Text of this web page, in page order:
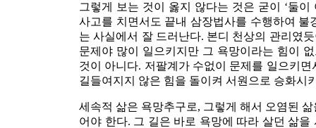
그렇게 보는 것이 옳지 않다는 것은 굳이 ‘둘
사고를 치면서도 끝내 삼장법사를 수행하여
는 사실에서 잘 드러난다. 본디 천상의 관리였
문제야 많이 일으키지만 그 욕망이라는 힘이
것이 아니다. 저팔계가 수없이 문제를 일으키
길들여지지 않은 힘을 돌이켜 서원으로 승화시
세속적 삶은 욕망추구로, 그렇게 해서 오염된
어야 한다. 그 길은 바로 욕망에 따라 살던 삶